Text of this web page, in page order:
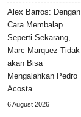
Alex Barros: Dengan
Cara Membalap
Seperti Sekarang,
Marc Marquez Tidak
akan Bisa
Mengalahkan Pedro
Acosta
6 August 2026